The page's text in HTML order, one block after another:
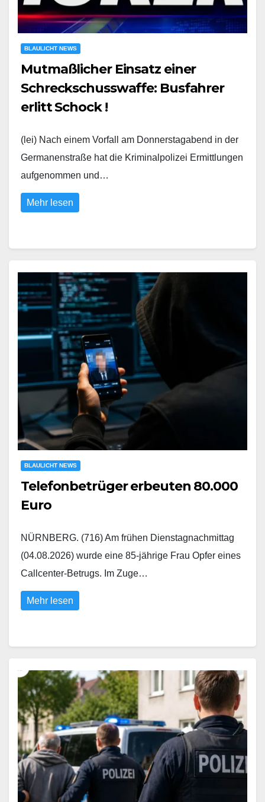
BLAULICHT NEWS
Mutmaßlicher Einsatz einer
Schreckschusswaffe: Busfahrer
erlitt Schock !
(lei) Nach einem Vorfall am Donnerstagabend in der
Germanenstraße hat die Kriminalpolizei Ermittlungen
aufgenommen und…
Mehr lesen
BLAULICHT NEWS
Telefonbetrüger erbeuten 80.000
Euro
NÜRNBERG. (716) Am frühen Dienstagnachmittag
(04.08.2026) wurde eine 85-jährige Frau Opfer eines
Callcenter-Betrugs. Im Zuge…
Mehr lesen